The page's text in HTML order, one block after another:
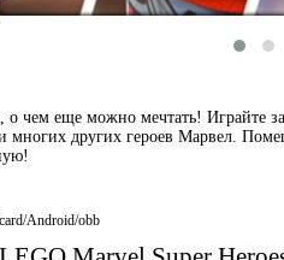
чем еще можно мечтать! Играйте
многих других героев Марвел.
Android/obb